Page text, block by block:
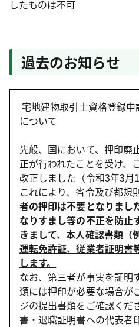
したものは不可
過去のお知らせ
宅地建物取引士資格登録
について
先般、国において、押印廃
正が行われたことを受け、
改正しました（令和3年3月
これにより、省令及び都規
者の押印は不要となりまし
なりすまし等の不正を防止
きまして、本人確認書類（
運転免許証、従業者証明書
します。
なお、第三者が事実を証明
類には押印が必要な場合が
ジの提出書類をご確認くだ
書・退職証明書への代表者印